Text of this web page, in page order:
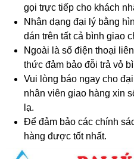
gọi trực tiếp cho khách
Nhận dạng đại lý bằng
dán trên tất cả bình giao
Ngoài là số điện thoại
thức đảm bảo đỗi trả vỏ
Vui lòng báo ngay cho
nhân viên giao hàng xin
lạ.
Để đảm bảo các chính
hàng được tốt nhất.